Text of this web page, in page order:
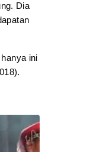
Dia
ini